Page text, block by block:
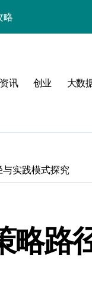
略
必知技巧
全掌控
能优化
控局之道
战攻略
讯 创业 大数
实践模式探究
略路